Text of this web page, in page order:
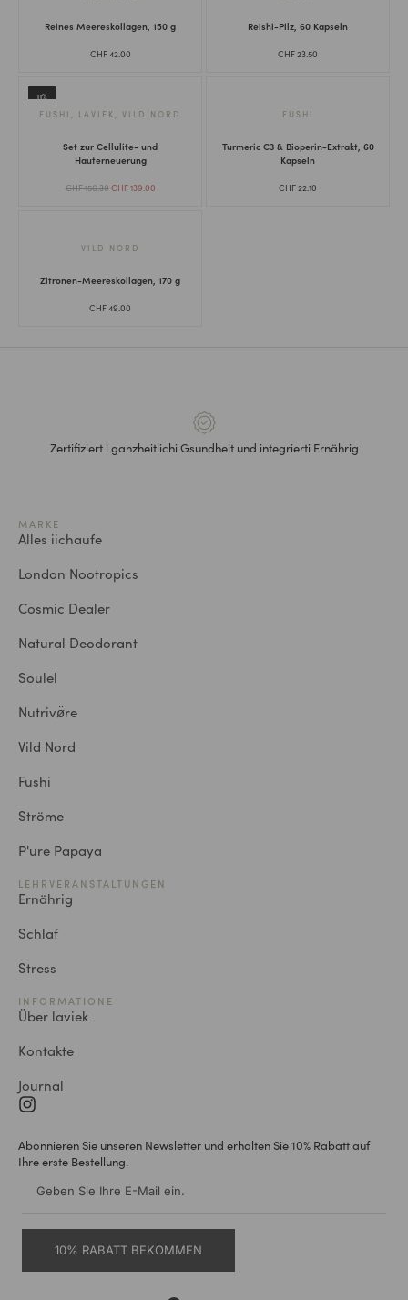
Reines Meereskollagen, 150 g
CHF42.00
Reishi-Pilz, 60 Kapseln
CHF23.50
11%
Set zur Cellulite- und
Hauterneuerung
CHF156.30 CHF139.00
FUSHI LAVIEK VILD NORD
Turmeric C3 & Bioperin-Extrakt, 60
Kapseln
CHF22.10
FUSHI
Zitronen-Meereskollagen, 170 g
CHF49.00
VILD NORD
Zertifiziert i ganzheitlichi Gsundheit und integrierti Ernährig
MARKE
Alles iichaufe
London Nootropics
Cosmic Dealer
Natural Deodorant
Soulel
Nutrivø̈re
Vild Nord
Fushi
Ströme
P'ure Papaya
LEHRVERANSTALTUNGEN
Ernährig
Schlaf
Stress
INFORMATIONE
Über laviek
Kontakte
Journal
Abonnieren Sie unseren Newsletter und erhalten Sie 10% Rabatt auf
Ihre erste Bestellung.
10% RABATT BEKOMMEN